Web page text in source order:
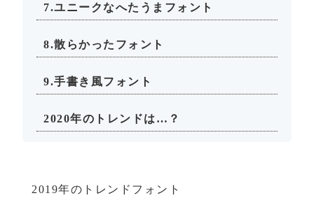
7.ユニークなへたうまフォント
8.散らかったフォント
9.手書き風フォント
2020年のトレンドは…？
2019年のトレンドフォント